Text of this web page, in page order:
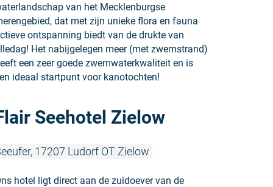
van het Mecklenburgse
dat met zijn unieke flora en fauna
ontspanning biedt van de drukte van
Het nabijgelegen meer (met zwemstrand)
een zeer goede zwemwaterkwaliteit en is
ideaal startpunt voor kanotochten!
Seehotel Zielow
17207 Ludorf OT Zielow
hotel ligt direct aan de zuidoever van de